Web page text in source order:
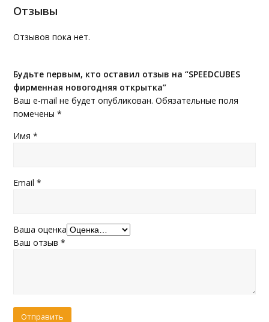
Отзывы
Отзывов пока нет.
Будьте первым, кто оставил отзыв на “SPEEDCUBES
фирменная новогодняя открытка”
Ваш e-mail не будет опубликован. Обязательные поля
помечены*
Имя*
Email*
Ваша оценка
Ваш отзыв*